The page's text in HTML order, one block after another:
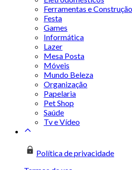
Ferramentas e Construção
Festa
Games
Informática
Lazer
Mesa Posta
Móveis
Mundo Beleza
Organização
Papelaria
Pet Shop
Saúde
Tv e Vídeo
Política de privacidade